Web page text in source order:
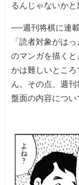
るんじゃないかと
──週刊将棋に連
「読者対象がは
のマンガを描くと
かは難しいとこ
ん。その点、週刊
盤面の内容につい